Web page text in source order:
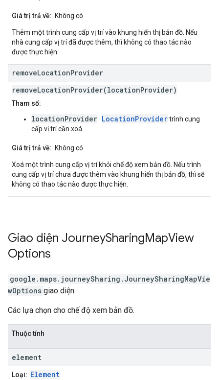
Giá trị trả về: Không có
Thêm một trình cung cấp vị trí vào khung hiển thị bản đồ. Nếu
nhà cung cấp vị trí đã được thêm, thì không có thao tác nào
được thực hiện.
removeLocationProvider
removeLocationProvider(locationProvider)
Tham số:
locationProvider: LocationProvidertrình cung
cấp vị trí cần xoá.
Giá trị trả về: Không có
Xoá một trình cung cấp vị trí khỏi chế độ xem bản đồ. Nếu trình
cung cấp vị trí chưa được thêm vào khung hiển thị bản đồ, thì sẽ
không có thao tác nào được thực hiện.
Giao diện JourneySharingMapView
Options
google.maps.journeySharing . JourneySharingMapVie
wOptions giao diện
Các lựa chọn cho chế độ xem bản đồ.
Thuộc tính
element
Loại: Element